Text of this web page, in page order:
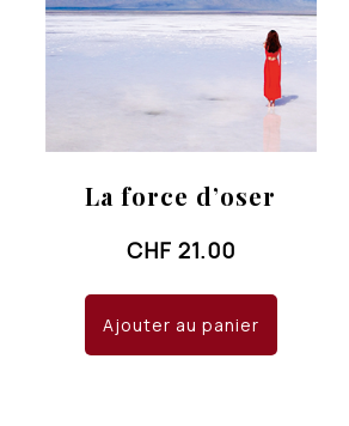
La force d’oser
CHF 21.00
Ajouter au panier